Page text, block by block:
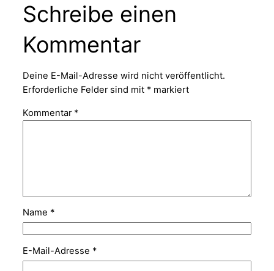
Schreibe einen
Kommentar
Deine E-Mail-Adresse wird nicht veröffentlicht.
Erforderliche Felder sind mit *markiert
Kommentar *
Name *
E-Mail-Adresse *